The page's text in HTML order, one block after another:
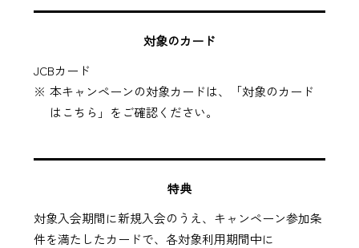
対象のカード
JCBカード
本キャンペーンの対象カードは、「対象のカード
はこちら」をご確認ください。
特典
対象入会期間に新規入会のうえ、キャンペーン参加条
件を満たしたカードで、各対象利用期間中に